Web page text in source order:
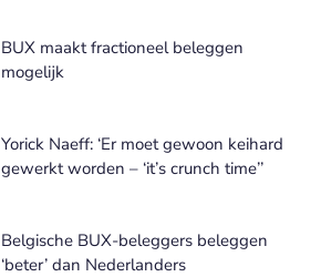
BUX maakt fractioneel beleggen
mogelijk
Yorick Naeff: ‘Er moet gewoon keihard
gewerkt worden – ‘it’s crunch time’’
Belgische BUX-beleggers beleggen
‘beter’ dan Nederlanders